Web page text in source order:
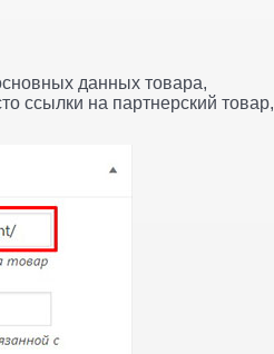
данных товара,
ссылки на партнерский товар,